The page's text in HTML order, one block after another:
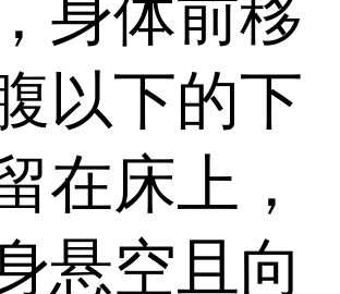
身体前移
以下的下
在床上，
悬空且向